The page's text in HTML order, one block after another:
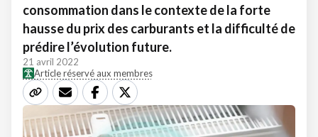
consommation dans le contexte de la forte
hausse du prix des carburants et la difficulté de
prédire l’évolution future.
21 avril 2022
Article réservé aux membres